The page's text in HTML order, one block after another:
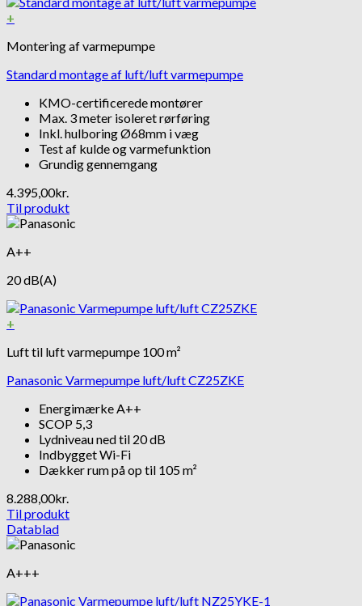
+
Montering af varmepumpe
Standard montage af luft/luft varmepumpe
KMO-certificerede montører
Max. 3 meter isoleret rørføring
Inkl. hulboring Ø68mm i væg
Test af kulde og varmefunktion
Grundig gennemgang
4.395,00kr.
Til produkt
A++
20 dB(A)
+
Luft til luft varmepumpe 100 m²
Panasonic Varmepumpe luft/luft CZ25ZKE
Energimærke A++
SCOP 5,3
Lydniveau ned til 20 dB
Indbygget Wi-Fi
Dækker rum på op til 105 m²
8.288,00kr.
Til produkt
Datablad
A+++